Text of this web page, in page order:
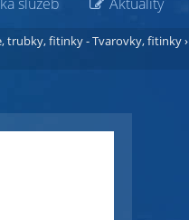
trubky, fitinky - Tvarovky, fitinky›